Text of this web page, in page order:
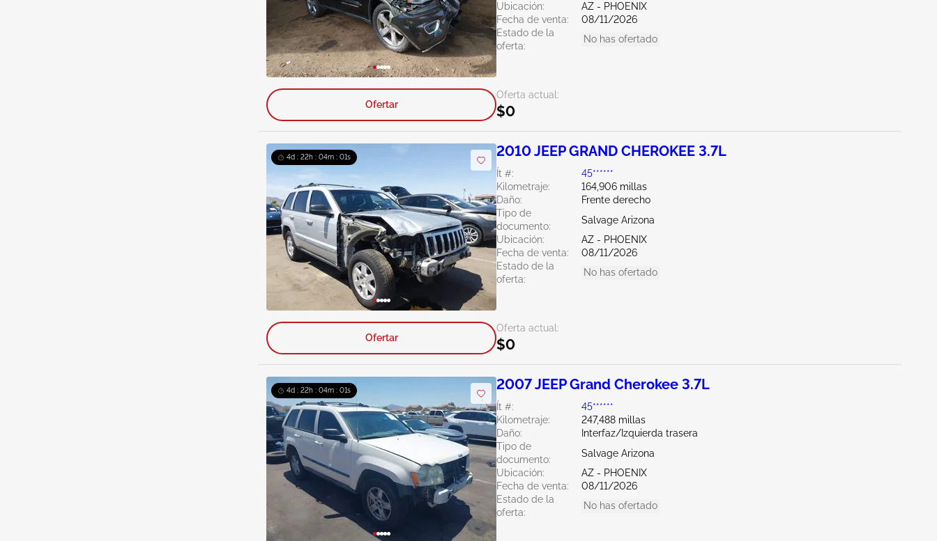
Ubicación:
AZ - PHOENIX
Fecha de venta:
08/11/2026
Estado de la
oferta:
No has ofertado
Oferta actual:
$0
Ofertar
4d : 22h : 03m : 59s 2010 JEEP GRAND CHEROKEE 3.7L
Ít #:
45******
Kilometraje:
164,906 millas
Daño:
Frente derecho
Tipo de
documento:
Salvage Arizona
Ubicación:
AZ - PHOENIX
Fecha de venta:
08/11/2026
Estado de la
oferta:
No has ofertado
Oferta actual:
$0
Ofertar
4d : 22h : 03m : 59s 2007 JEEP Grand Cherokee 3.7L
Ít #:
45******
Kilometraje:
247,488 millas
Daño:
Interfaz/Izquierda trasera
Tipo de
documento:
Salvage Arizona
Ubicación:
AZ - PHOENIX
Fecha de venta:
08/11/2026
Estado de la
oferta:
No has ofertado